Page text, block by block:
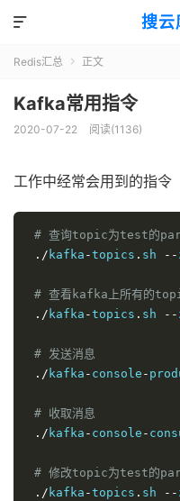
搜云

Redis汇总  正文
Kafka常用指令
2020-07-22 阅读(1136)
工作中经常会用到的指令
# 查询topic为test的
./ kafka -topics . sh --
# 查看kafka上所有的
./ kafka -topics . sh --
# 发送消息
./ kafka - console -
# 收取消息
./ kafka - console -
# 修改topic为test的
./ kafka -topics . sh --